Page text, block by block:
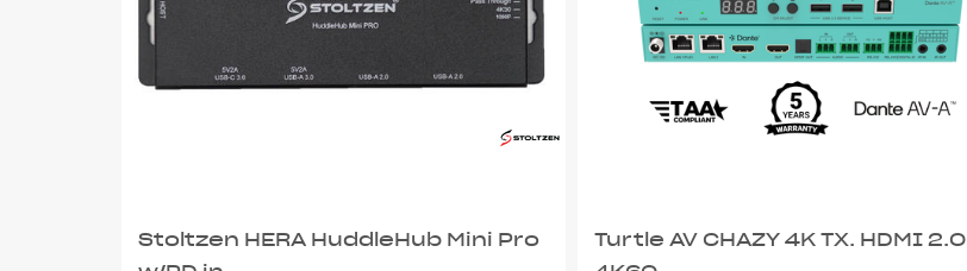
Stoltzen HERA HuddleHub Mini Pro
Turtle AV CHAZY 4K TX. HDMI 2.0